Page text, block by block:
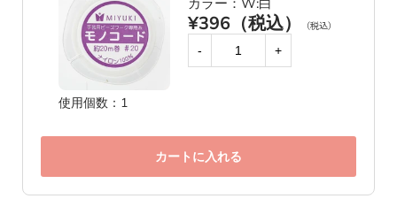
使用個数：1
カラー：W:白
¥396（税込） （税込）
- +
カートに入れる